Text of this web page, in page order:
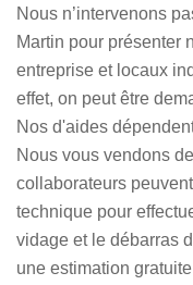
Nous n’intervenons
Martin pour présenter
entreprise et locaux
effet, on peut être
Nos d'aides
Nous vous vendons
collaborateurs
technique pour
vidage et le débarras
une estimation